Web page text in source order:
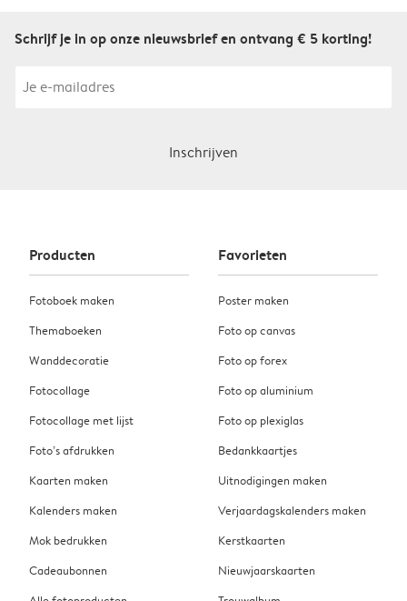
Schrijf je in op onze nieuwsbrief en ontvang € 5 korting!
Inschrijven
Producten
Fotoboek maken
Themaboeken
Wanddecoratie
Fotocollage
Fotocollage met lijst
Foto’s afdrukken
Kaarten maken
Kalenders maken
Mok bedrukken
Cadeaubonnen
Favorieten
Poster maken
Foto op canvas
Foto op forex
Foto op aluminium
Foto op plexiglas
Bedankkaartjes
Uitnodigingen maken
Verjaardagskalenders maken
Kerstkaarten
Nieuwjaarskaarten